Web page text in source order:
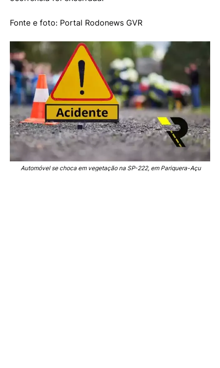
Fonte e foto: Portal Rodonews GVR
Automóvel se choca em vegetação na SP-222, em Pariquera-Açu